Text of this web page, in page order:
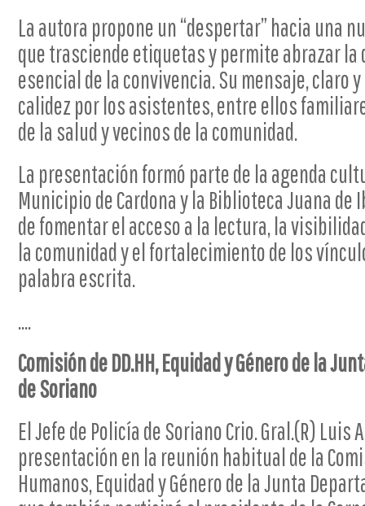
La autora propone un “despertar” hacia una
que trasciende etiquetas y permite abrazar la
esencial de la convivencia. Su mensaje, claro
calidez por los asistentes, entre ellos
de la salud y vecinos de la comunidad.
La presentación formó parte de la agenda
Municipio de Cardona y la Biblioteca Juana
de fomentar el acceso a la lectura, la
la comunidad y el fortalecimiento de los
palabra escrita.
....
Comisión de DD.HH, Equidad y Género de la
de Soriano
El Jefe de Policía de Soriano Crio. Gral.(R) Luis
presentación en la reunión habitual de la
Humanos, Equidad y Género de la Junta